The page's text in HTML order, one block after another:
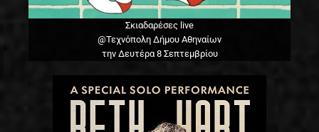
Σκιαδαρέσες live
@Τεχνόπολη Δήμου Αθηναίων
την Δευτέρα 8 Σεπτεμβρίου